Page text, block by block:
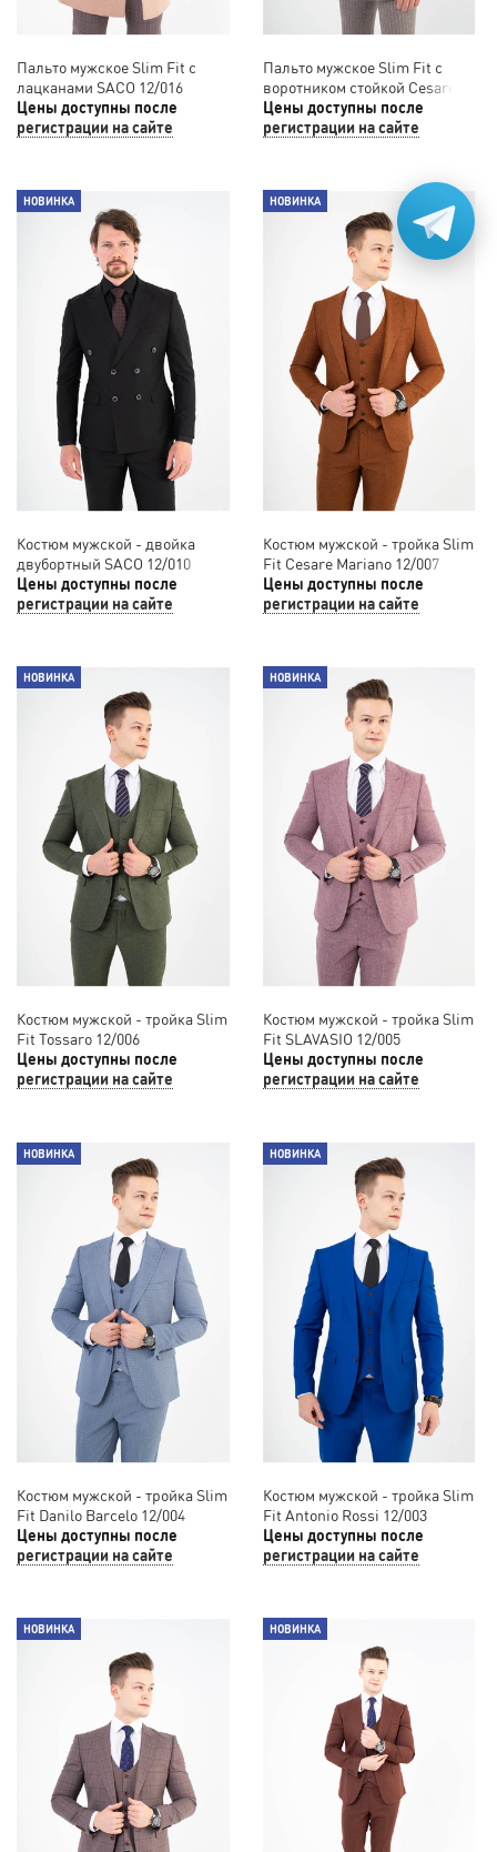
Пальто мужское Slim Fit с
лацканами SACO 12/016
Цены доступны после
регистрации на сайте
Пальто мужское Slim Fit с
воротником стойкой Cesare
Mariano 12/012
Цены доступны после
регистрации на сайте
НОВИНКА
Костюм мужской - двойка
двубортный SACO 12/010
Цены доступны после
регистрации на сайте
НОВИНКА
Костюм мужской - тройка Slim
Fit Cesare Mariano 12/007
Цены доступны после
регистрации на сайте
НОВИНКА
Костюм мужской - тройка Slim
Fit Tossaro 12/006
Цены доступны после
регистрации на сайте
НОВИНКА
Костюм мужской - тройка Slim
Fit SLAVASIO 12/005
Цены доступны после
регистрации на сайте
НОВИНКА
Костюм мужской - тройка Slim
Fit Danilo Barcelo 12/004
Цены доступны после
регистрации на сайте
НОВИНКА
Костюм мужской - тройка Slim
Fit Antonio Rossi 12/003
Цены доступны после
регистрации на сайте
НОВИНКА НОВИНКА